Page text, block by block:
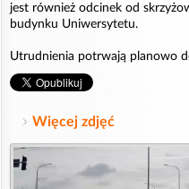
jest również odcinek od
budynku Uniwersytetu.
Utrudnienia potrwają planowo
Więcej zdjęć